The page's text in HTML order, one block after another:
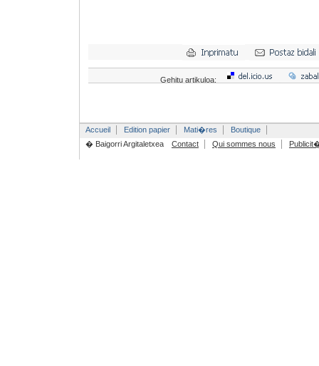
Gehitu artikuloa:
Accueil Edition papier Mati�res
Boutique
� Baigorri Argitaletxea
Contact Qui sommes nous